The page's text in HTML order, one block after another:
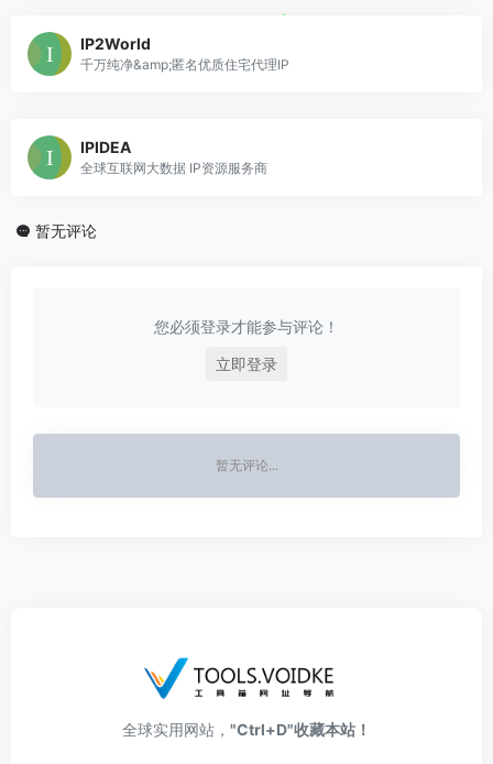
IP2World
千万纯净&amp;匿名优质住宅代理IP
IPIDEA
全球互联网大数据 IP资源服务商
暂无评论
您必须登录才能参与评论！
立即登录
暂无评论...
全球实用网站， "Ctrl+D"收藏本站！